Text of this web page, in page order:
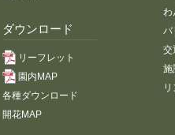
ダウンロード
リーフレット
園内MAP
各種ダウンロード
開花MAP
わ
バ
交
施